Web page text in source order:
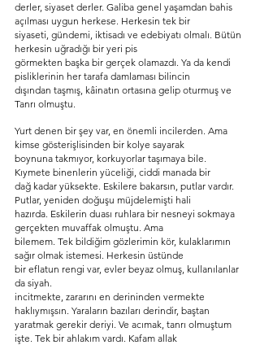
derler, siyaset derler. Galiba genel yaşamdan bahis
açılması uygun herkese. Herkesin tek bir
siyaseti, gündemi, iktisadı ve edebiyatı olmalı. Bütün
herkesin uğradığı bir yeri pis
görmekten başka bir gerçek olamazdı. Ya da kendi
pisliklerinin her tarafa damlaması bilincin
dışından taşmış, kâinatın ortasına gelip oturmuş ve
Tanrı olmuştu.
Yurt denen bir şey var, en önemli incilerden. Ama
kimse gösterişlisinden bir kolye sayarak
boynuna takmıyor, korkuyorlar taşımaya bile.
Kıymete binenlerin yüceliği, ciddi manada bir
dağ kadar yüksekte. Eskilere bakarsın, putlar vardır.
Putlar, yeniden doğuşu müjdelemişti hali
hazırda. Eskilerin duası ruhlara bir nesneyi sokmaya
gerçekten muvaffak olmuştu. Ama
bilemem. Tek bildiğim gözlerimin kör, kulaklarımın
sağır olmak istemesi. Herkesin üstünde
bir eflatun rengi var, evler beyaz olmuş, kullanılanlar
da siyah.
incitmekte, zararını en derininden vermekte
haklıymışsın. Yaraların bazıları derindir, baştan
yaratmak gerekir deriyi. Ve acımak, tanrı olmuştum
işte. Tek bir ahlakım vardı. Kafam allak